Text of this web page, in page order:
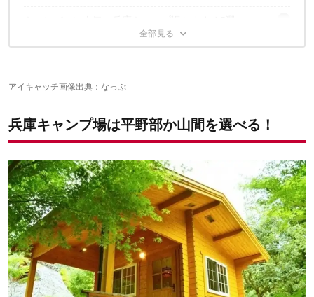
書写アウトドアパーク タロリン村
休暇村竹野海岸コウノトリキャンプ場
兵庫県でキャンプを楽しもう
アイキャッチ画像出典： なっぷ
兵庫キャンプ場は平野部か山間を選べる！